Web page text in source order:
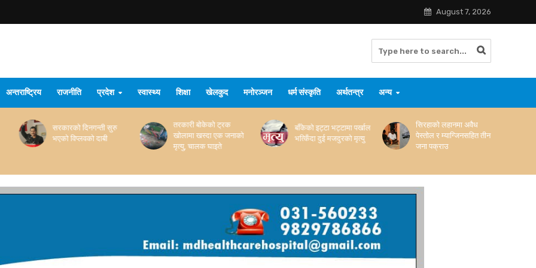
August 7, 2026
अन्तराष्ट्रिय राजनीति प्रदेश स्वास्थ्य शिक्षा खेलकुद मनोरञ्जन धर्म संस्कृति अर्थतन्त्र अन्य
तरकारी बोकेको ट्रक
खोलामा खस्दा एक जनाको
बाँकेको इट्टा भट्टामा पर्खाल
भत्किँदा दुई मजदुरको मृत्यु
सिरहाको लहानमा अवैध
पेस्तोल र म्याग्जिनसहित तीन
जना पक्राउ
सप्तरीमा विभिन्न मोबाइलका
सामानसहित मोटरसाइकल
नियन्त्रणमा